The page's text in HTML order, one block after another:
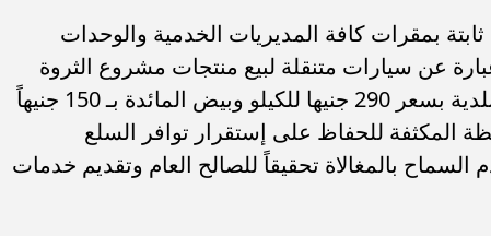
بمقرات كافة المديريات الخدمية والوحدات
عن سيارات متنقلة لبيع منتجات مشروع الثروة
الحيوانية التابع للمحافظة وتوفير اللحوم البلدية بسعر 290 جنيها للكيلو وبيض المائدة بـ 150 جنيهاً
المكثفة للحفاظ على إستقرار توافر السلع
بالمغالاة تحقيقاً للصالح العام وتقديم خدمات